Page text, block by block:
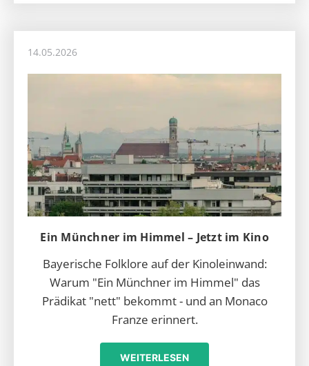
14.05.2026
Ein Münchner im Himmel – Jetzt im Kino
Bayerische Folklore auf der Kinoleinwand:
Warum "Ein Münchner im Himmel" das
Prädikat "nett" bekommt - und an Monaco
Franze erinnert.
WEITERLESEN